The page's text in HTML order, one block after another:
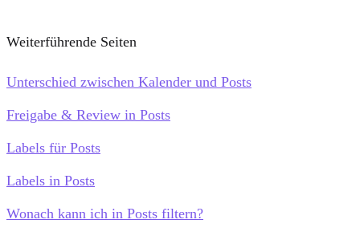
Weiterführende Seiten
Unterschied zwischen Kalender und Posts
Freigabe & Review in Posts
Labels für Posts
Labels in Posts
Wonach kann ich in Posts filtern?